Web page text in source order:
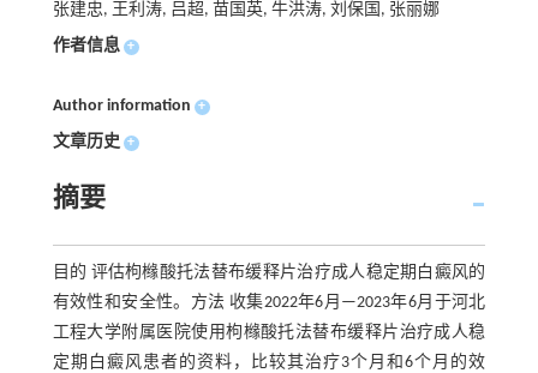
张建忠, 王利涛, 吕超, 苗国英, 牛洪涛, 刘保国, 张丽娜
作者信息 +
Author information +
文章历史 +
摘要
目的 评估枸橼酸托法替布缓释片治疗成人稳定期白癜风的
有效性和安全性。方法 收集2022年6月—2023年6月于河北
工程大学附属医院使用枸橼酸托法替布缓释片治疗成人稳
定期白癜风患者的资料，比较其治疗3个月和6个月的效